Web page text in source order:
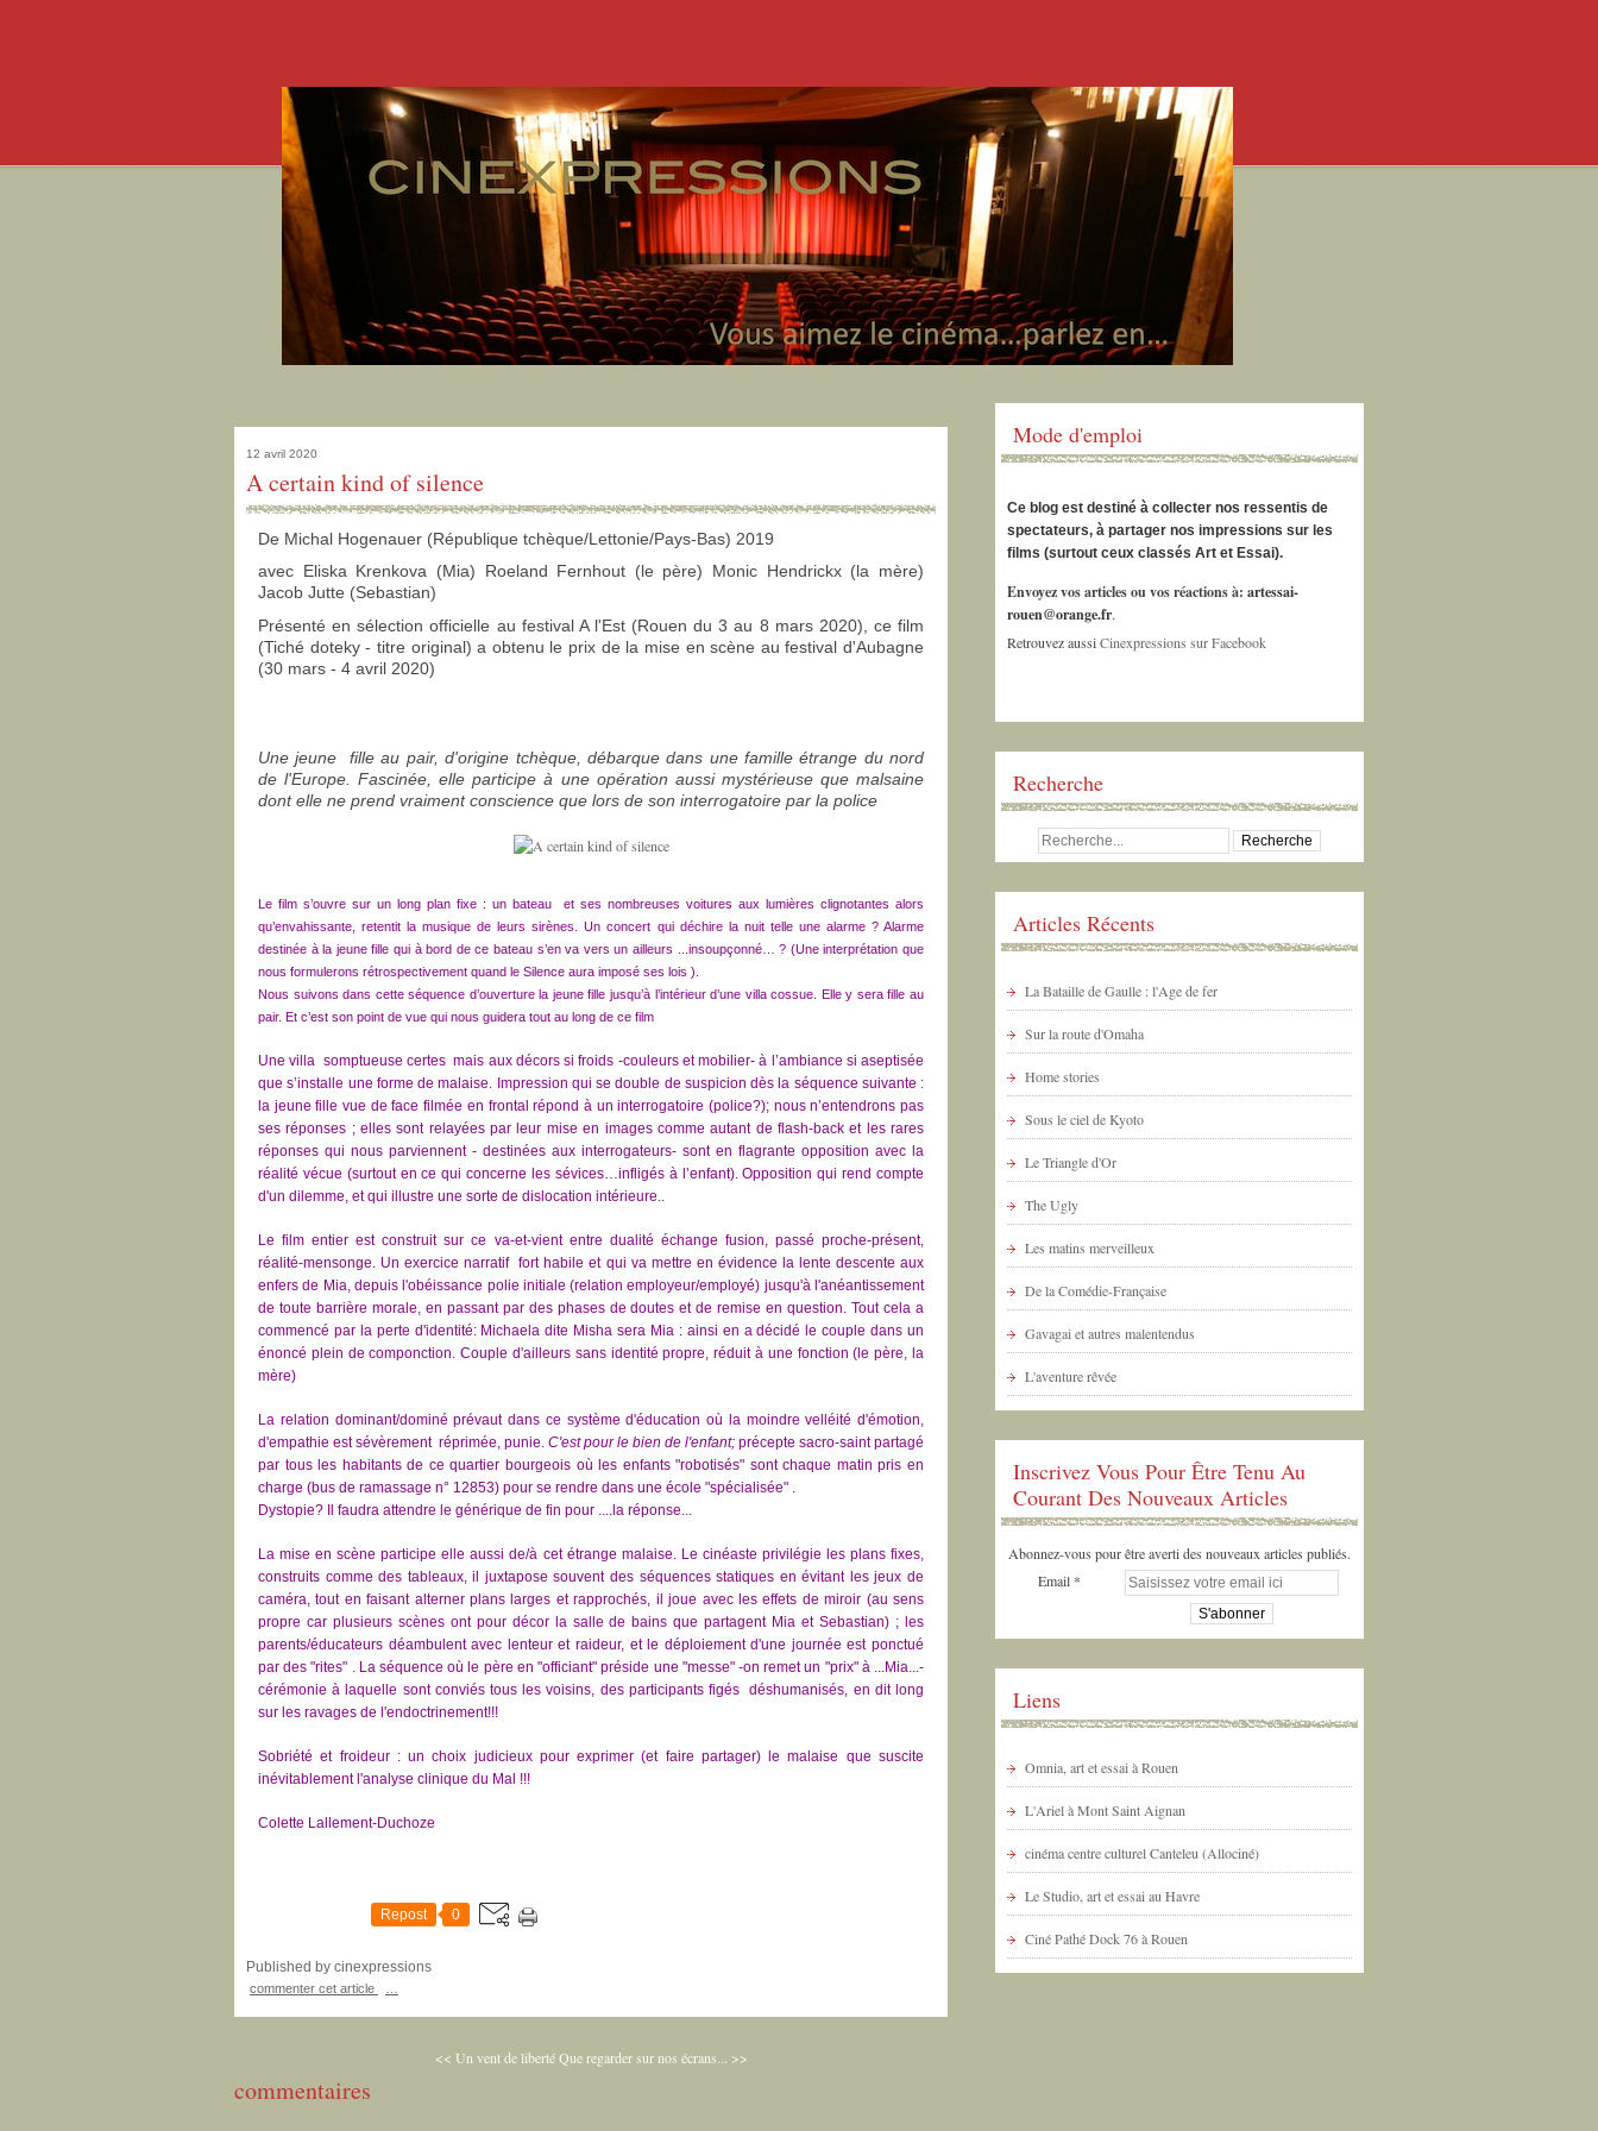
12 avril 2020
A certain kind of silence
De Michal Hogenauer (République tchèque/Lettonie/Pays-Bas) 2019
avec Eliska Krenkova (Mia) Roeland Fernhout (le père) Monic Hendrickx (la mère)
Jacob Jutte (Sebastian)
Présenté en sélection officielle au festival A l'Est (Rouen du 3 au 8 mars 2020), ce film
(Tiché doteky - titre original) a obtenu le prix de la mise en scène au festival d'Aubagne
(30 mars - 4 avril 2020)
Une jeune fille au pair, d'origine tchèque, débarque dans une famille étrange du nord
de l'Europe. Fascinée, elle participe à une opération aussi mystérieuse que malsaine
dont elle ne prend vraiment conscience que lors de son interrogatoire par la police
Le film s’ouvre sur un long plan fixe : un bateau et ses nombreuses voitures aux lumières clignotantes alors
qu’envahissante, retentit la musique de leurs sirènes. Un concert qui déchire la nuit telle une alarme ? Alarme
destinée à la jeune fille qui à bord de ce bateau s’en va vers un ailleurs ...insoupçonné… ? (Une interprétation que
nous formulerons rétrospectivement quand le Silence aura imposé ses lois ).
Nous suivons dans cette séquence d’ouverture la jeune fille jusqu’à l’intérieur d’une villa cossue. Elle y sera fille au
pair. Et c’est son point de vue qui nous guidera tout au long de ce film
Une villa somptueuse certes mais aux décors si froids -couleurs et mobilier- à l’ambiance si aseptisée
que s’installe une forme de malaise. Impression qui se double de suspicion dès la séquence suivante :
la jeune fille vue de face filmée en frontal répond à un interrogatoire (police?); nous n’entendrons pas
ses réponses ; elles sont relayées par leur mise en images comme autant de flash-back et les rares
réponses qui nous parviennent - destinées aux interrogateurs- sont en flagrante opposition avec la
réalité vécue (surtout en ce qui concerne les sévices…infligés à l’enfant). Opposition qui rend compte
d'un dilemme, et qui illustre une sorte de dislocation intérieure..
Le film entier est construit sur ce va-et-vient entre dualité échange fusion, passé proche-présent,
réalité-mensonge. Un exercice narratif fort habile et qui va mettre en évidence la lente descente aux
enfers de Mia, depuis l'obéissance polie initiale (relation employeur/employé) jusqu'à l'anéantissement
de toute barrière morale, en passant par des phases de doutes et de remise en question. Tout cela a
commencé par la perte d'identité: Michaela dite Misha sera Mia : ainsi en a décidé le couple dans un
énoncé plein de componction. Couple d'ailleurs sans identité propre, réduit à une fonction (le père, la
mère)
La relation dominant/dominé prévaut dans ce système d'éducation où la moindre velléité d'émotion,
d'empathie est sévèrement réprimée, punie. C'est pour le bien de l'enfant; précepte sacro-saint partagé
par tous les habitants de ce quartier bourgeois où les enfants "robotisés" sont chaque matin pris en
charge (bus de ramassage n° 12853) pour se rendre dans une école "spécialisée" .
Dystopie? Il faudra attendre le générique de fin pour ....la réponse...
La mise en scène participe elle aussi de/à cet étrange malaise. Le cinéaste privilégie les plans fixes,
construits comme des tableaux, il juxtapose souvent des séquences statiques en évitant les jeux de
caméra, tout en faisant alterner plans larges et rapprochés, il joue avec les effets de miroir (au sens
propre car plusieurs scènes ont pour décor la salle de bains que partagent Mia et Sebastian) ; les
parents/éducateurs déambulent avec lenteur et raideur, et le déploiement d'une journée est ponctué
par des "rites" . La séquence où le père en "officiant" préside une "messe" -on remet un "prix" à ...Mia...-
cérémonie à laquelle sont conviés tous les voisins, des participants figés déshumanisés, en dit long
sur les ravages de l'endoctrinement!!!
Sobriété et froideur : un choix judicieux pour exprimer (et faire partager) le malaise que suscite
inévitablement l'analyse clinique du Mal !!!
Colette Lallement-Duchoze
Repost 0
Published by cinexpressions
commenter cet article
<< Un vent de liberté Que regarder sur nos écrans... >>
commentaires
Mode d'emploi
Ce blog est destiné à collecter nos ressentis de
spectateurs, à partager nos impressions sur les
films (surtout ceux classés Art et Essai).
Envoyez vos articles ou vos réactions à: artessai-
rouen@orange.fr.
Retrouvez aussiCinexpressions sur Facebook
Recherche
Articles Récents
La Bataille de Gaulle : l'Age de fer
Sur la route d'Omaha
Home stories
Sous le ciel de Kyoto
Le Triangle d'Or
The Ugly
Les matins merveilleux
De la Comédie-Française
Gavagai et autres malentendus
L'aventure rêvée
Inscrivez Vous Pour Être Tenu Au
Courant Des Nouveaux Articles
Abonnez-vous pour être averti des nouveaux articles publiés.
Email
Liens
Omnia, art et essai à Rouen
L'Ariel à Mont Saint Aignan
cinéma centre culturel Canteleu (Allociné)
Le Studio, art et essai au Havre
Ciné Pathé Dock 76 à Rouen